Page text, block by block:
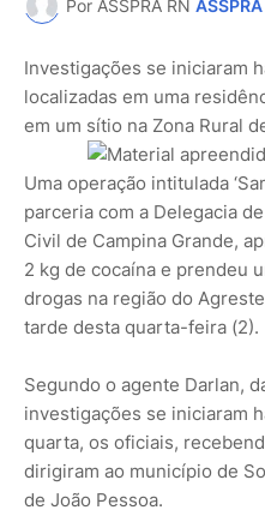
Por ASSPRA RN ASSPRA
Investigações se iniciaram
localizadas em uma
em um sítio na Zona Rural
Uma operação intitulada
parceria com a Delegacia
Civil de Campina Grande,
2 kg de cocaína e prendeu
drogas na região do
tarde desta quarta-feira (2).
Segundo o agente Darlan,
investigações se iniciaram
quarta, os oficiais,
dirigiram ao município de
de João Pessoa.